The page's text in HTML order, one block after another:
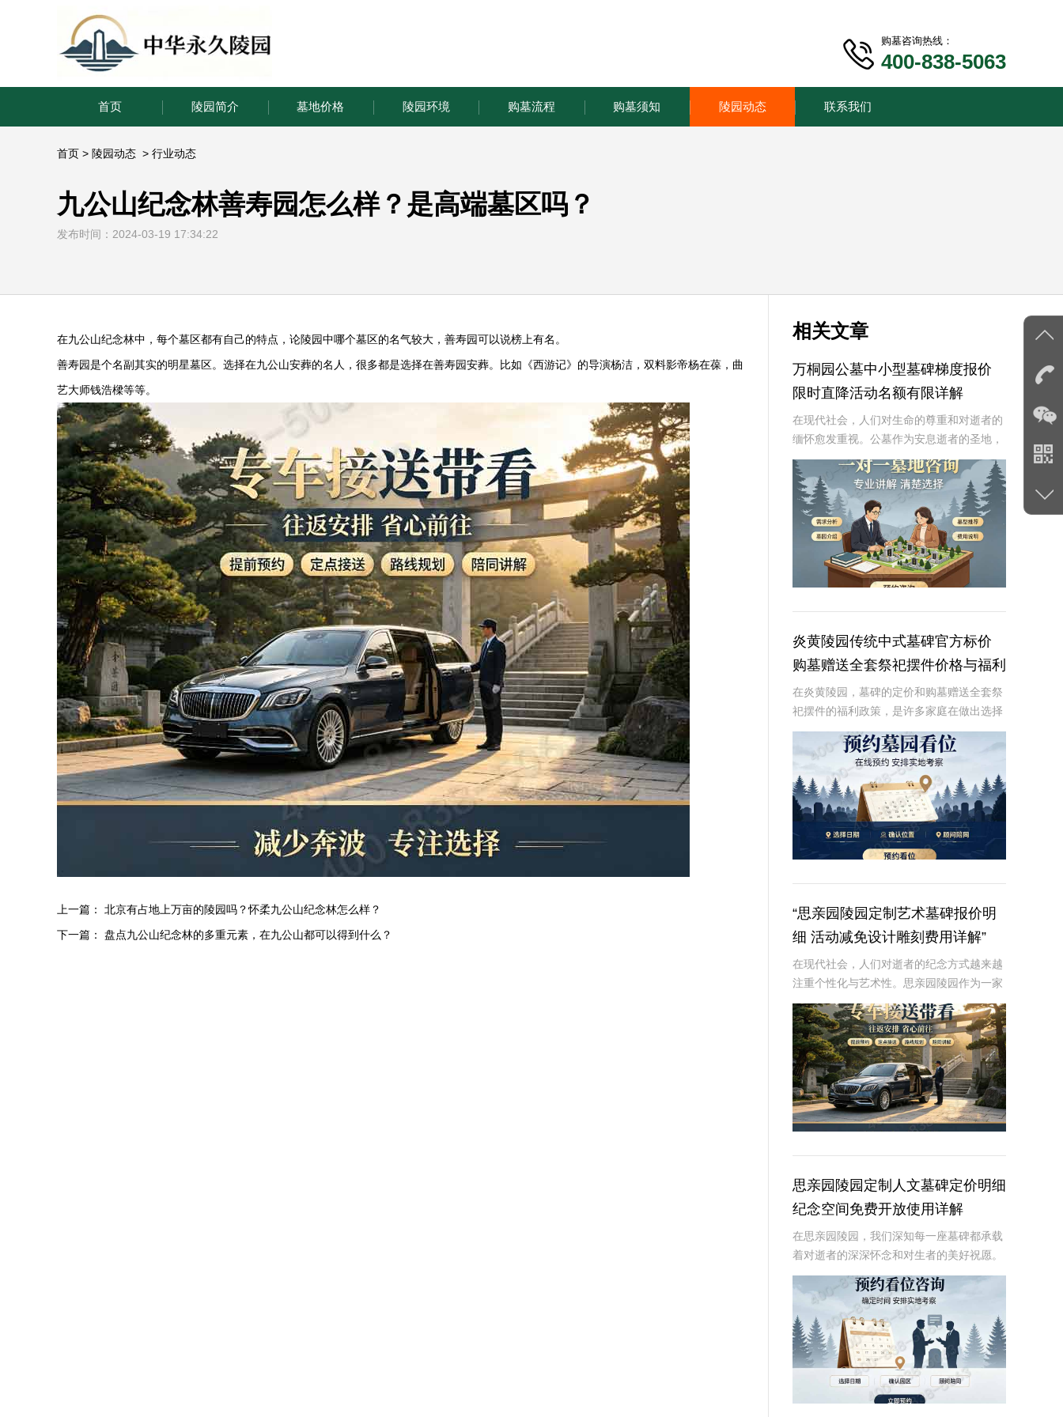
购墓咨询热线：
400-838-5063
首页 陵园简介 墓地价格 陵园环境 购墓流程 购墓须知 陵园动态 联系我们
首页 > 陵园动态 > 行业动态
九公山纪念林善寿园怎么样？是高端墓区吗？
发布时间：2024-03-19 17:34:22
在九公山纪念林中，每个墓区都有自己的特点，论陵园中哪个墓区的名气较大，善寿园可以说榜上有名。
善寿园是个名副其实的明星墓区。选择在九公山安葬的名人，很多都是选择在善寿园安葬。比如《西游记》的导演杨洁，双料影帝杨在葆，曲
艺大师钱浩樑等等。
上一篇： 北京有占地上万亩的陵园吗？怀柔九公山纪念林怎么样？
下一篇： 盘点九公山纪念林的多重元素，在九公山都可以得到什么？
相关文章
万桐园公墓中小型墓碑梯度报价
限时直降活动名额有限详解
在现代社会，人们对生命的尊重和对逝者的
缅怀愈发重视。公墓作为安息逝者的圣地，
其墓碑的选择不仅是对逝者的纪念，也是生
者情感的寄托。万桐园公墓作为一家知名的
大型公墓，一直致力于提供高品质、个性化
的墓碑服务
炎黄陵园传统中式墓碑官方标价
购墓赠送全套祭祀摆件价格与福利
深度解析
在炎黄陵园，墓碑的定价和购墓赠送全套祭
祀摆件的福利政策，是许多家庭在做出选择
时的重要考虑因素。本文将从专业角度深入
解析这些内容，为读者提供有价值、信息丰
富的信息。☎ 炎黄陵园电话:400-838-50
“思亲园陵园定制艺术墓碑报价明
细 活动减免设计雕刻费用详解”
在现代社会，人们对逝者的纪念方式越来越
注重个性化与艺术性。思亲园陵园作为一家
专业的陵园服务提供商，推出了定制艺术墓
碑服务，以满足客户对逝者的特殊纪念需
求。本文将详细介绍思亲园陵园定制艺术墓
碑的报价明细
思亲园陵园定制人文墓碑定价明细
纪念空间免费开放使用详解
在思亲园陵园，我们深知每一座墓碑都承载
着对逝者的深深怀念和对生者的美好祝愿。
因此，我们精心定制的人文墓碑不仅是对逝
者的永恒纪念，更是生者情感的寄托。本文
将详细介绍思亲园陵园定制人文墓碑的定价
明细以及纪